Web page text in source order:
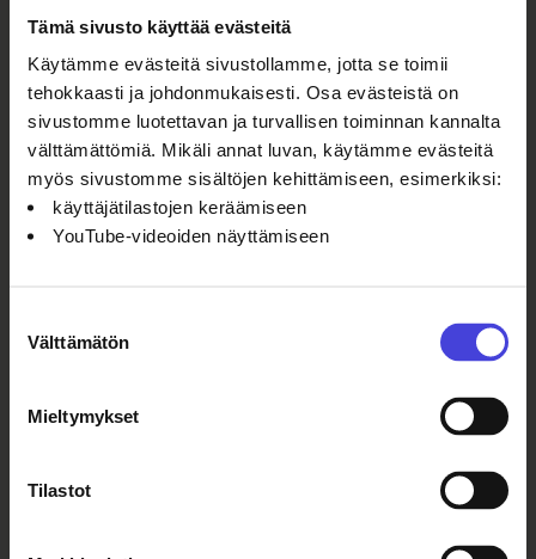
Tämä sivusto käyttää evästeitä
Käytämme evästeitä sivustollamme, jotta se toimii
tehokkaasti ja johdonmukaisesti. Osa evästeistä on
sivustomme luotettavan ja turvallisen toiminnan kannalta
välttämättömiä. Mikäli annat luvan, käytämme evästeitä
myös sivustomme sisältöjen kehittämiseen, esimerkiksi:
käyttäjätilastojen keräämiseen
YouTube-videoiden näyttämiseen
valinta
Välttämätön
Mieltymykset
Tilastot
Oulun kulttuurisäätiö
Ajankohtaista
Uutiset